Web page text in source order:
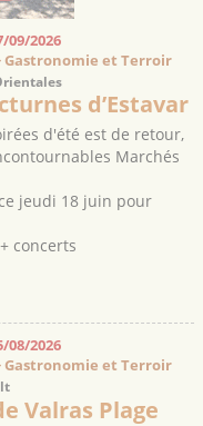
09/2026
Gastronomie et Terroir
d’Estavar
d'été est de retour,
Marchés
jeudi 18 juin pour
concerts
08/2026
Gastronomie et Terroir
Valras Plage